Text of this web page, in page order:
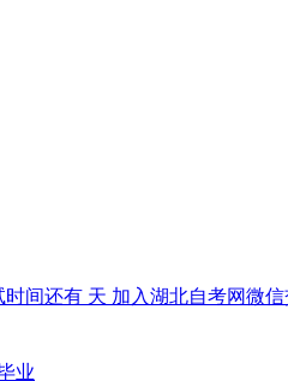
时间还有 天 加入湖北自考网微
业